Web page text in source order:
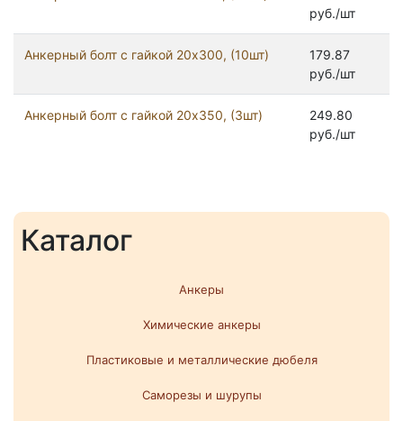
Каталог
Анкеры
Химические анкеры
Пластиковые и металлические дюбеля
Саморезы и шурупы
руб./шт
Анкерный болт с гайкой 20x300, (10шт)
179.87
руб./шт
Анкерный болт с гайкой 20x350, (3шт)
249.80
руб./шт